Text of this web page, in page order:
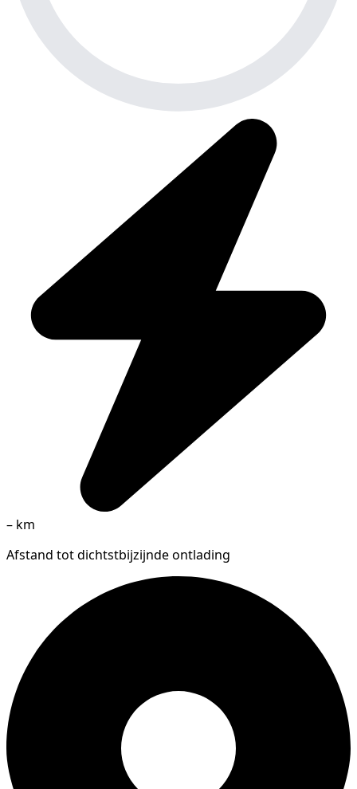
– km
Afstand tot dichtstbijzijnde ontlading